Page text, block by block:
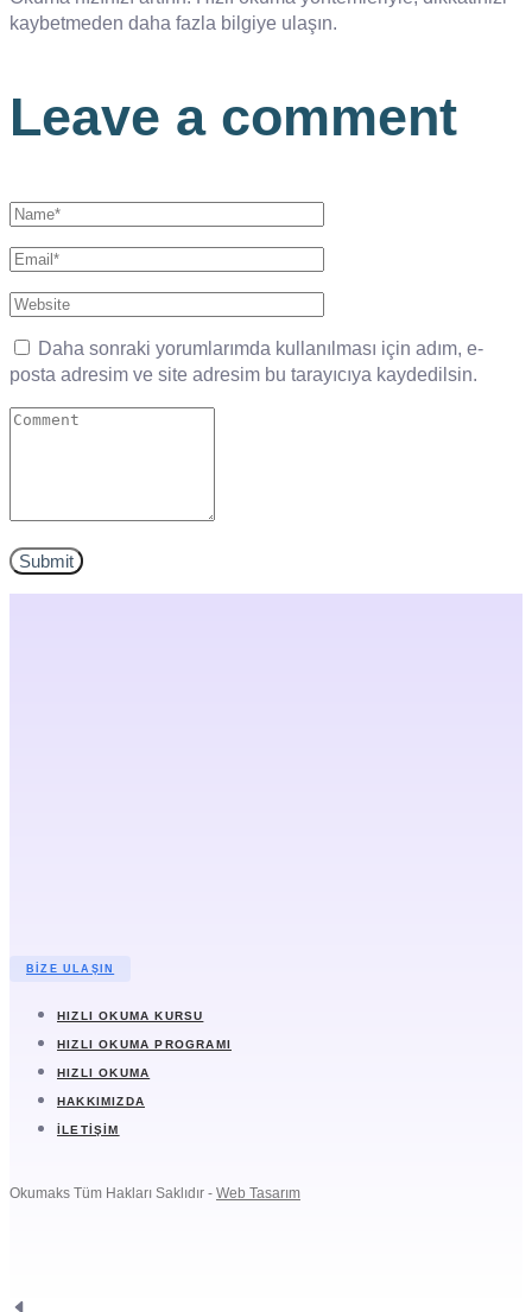
kaybetmeden daha fazla bilgiye ulaşın.
Leave a comment
Daha sonraki yorumlarımda kullanılması için adım, e-
posta adresim ve site adresim bu tarayıcıya kaydedilsin.
BIZE ULAŞIN
HIZLI OKUMA KURSU
HIZLI OKUMA PROGRAMI
HIZLI OKUMA
HAKKIMIZDA
İLETIŞIM
Okumaks Tüm Hakları Saklıdır - Web Tasarım